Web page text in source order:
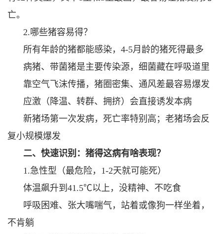
亡。
2.哪些猪容易得？
所有年龄的猪都能感染，4-5月龄的猪死得最多
病猪、带菌猪是主要传染源，细菌藏在呼吸道里
靠空气飞沫传播，猪圈密集、通风差最容易爆发
应激（降温、转群、拥挤）会直接诱发本病
新猪场第一次发病，死亡率特别高；老猪场会反
复小规模爆发
二、快速识别：猪得这病有啥表现？
1.急性型（最危险，1-2天就可能死）
体温飙升到41.5℃以上，没精神、不吃食
呼吸困难、张大嘴喘气，站着或像狗一样坐着，
不肯躺